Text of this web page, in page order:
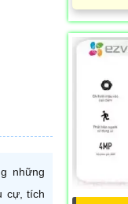
những
cự, tích